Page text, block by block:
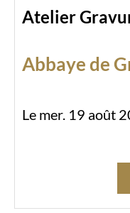
Atelier
Abbaye de
Le mer. 19 août